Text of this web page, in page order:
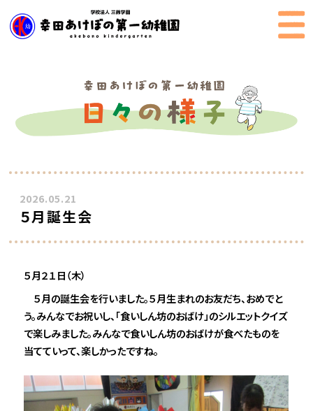
2026.05.21
５月誕生会
５月２１日（木）
５月の誕生会を行いました。５月生まれのお友だち、おめでと
う。みんなでお祝いし、「食いしん坊のおばけ」のシルエットクイズ
で楽しみました。みんなで食いしん坊のおばけが食べたものを
当てていって、楽しかったですね。